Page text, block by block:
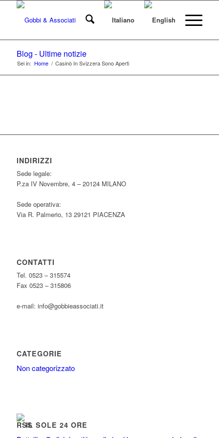
Blog - Ultime notizie
Sei in: Home / Casinò In Svizzera Sono Aperti
INDIRIZZI
Sede legale:
P.za IV Novembre, 4 – 20124 MILANO
Sede operativa:
Via R. Palmerio, 13 29121 PIACENZA
CONTATTI
Tel. 0523 – 315574
Fax 0523 – 315806
e-mail: info@gobbieassociati.it
CATEGORIE
Non categorizzato
IL SOLE 24 ORE